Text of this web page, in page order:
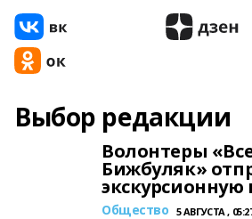
Выбор редакции
Волонтеры
Бижбуляк»
экскурсионную
Общество 5 АВГУСТА ,